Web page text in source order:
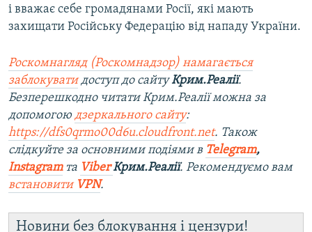
і вважає себе громадянами Росії, які мають
захищати Російську Федерацію від нападу України.
Роскомнагляд (Роскомнадзор) намагається
заблокуватидоступ до сайтуКрим.Реалії.
Безперешкодно читати Крим.Реалії можна за
допомогою дзеркального сайту:
https://dfs0qrmo00d6u.cloudfront.net. Також
слідкуйте за основними подіями в Telegram,
Instagramта ViberКрим.Реалії. Рекомендуємо вам
встановити VPN.
Новини без блокування і цензури!